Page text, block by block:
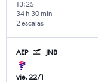
13:25
2 escalas
34 h 30 min
AEP JNB
vie. 22/1